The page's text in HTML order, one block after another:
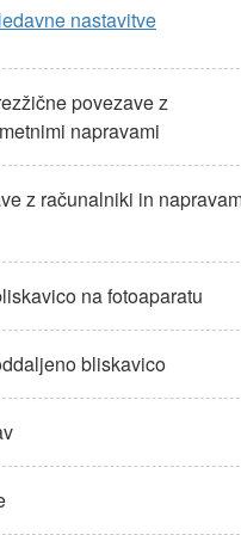
nastavitve
povezave z
napravami
z računalniki in
na fotoaparatu
bliskavico